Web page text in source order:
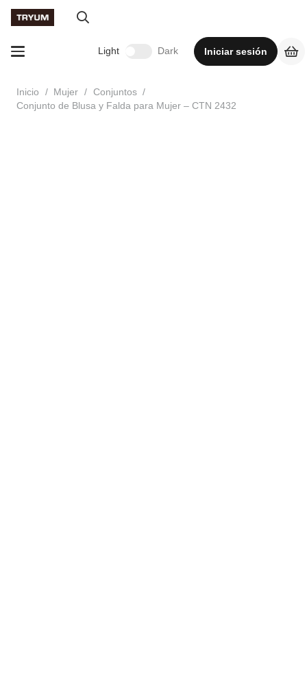
Light Dark Iniciar sesión
Inicio / Mujer / Conjuntos /
Conjunto de Blusa y Falda para Mujer – CTN 2432